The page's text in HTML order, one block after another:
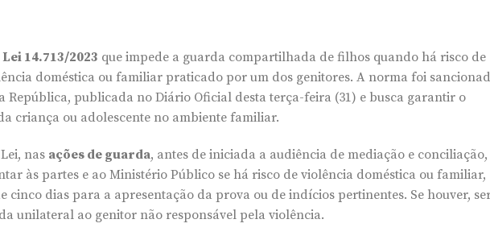
Lei 14.713/2023 que impede a guarda compartilhada de filhos quando há risco de
doméstica ou familiar praticado por um dos genitores. A norma foi
República, publicada no Diário Oficial desta terça-feira (31) e busca garantir o
criança ou adolescente no ambiente familiar.
nas ações de guarda, antes de iniciada a audiência de mediação e conciliação,
às partes e ao Ministério Público se há risco de violência doméstica ou familiar,
cinco dias para a apresentação da prova ou de indícios pertinentes. Se houver,
unilateral ao genitor não responsável pela violência.